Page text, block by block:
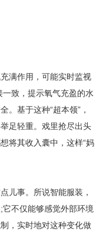
满作用，可能实时监视
致，提示氧气充盈的水
。基于这种“超本领”，
足轻重。戏里抢尽出头
将其收入囊中，这样“妈
事。所说智能服装，
不仅能够感觉外部环境
，实时地对这种变化做